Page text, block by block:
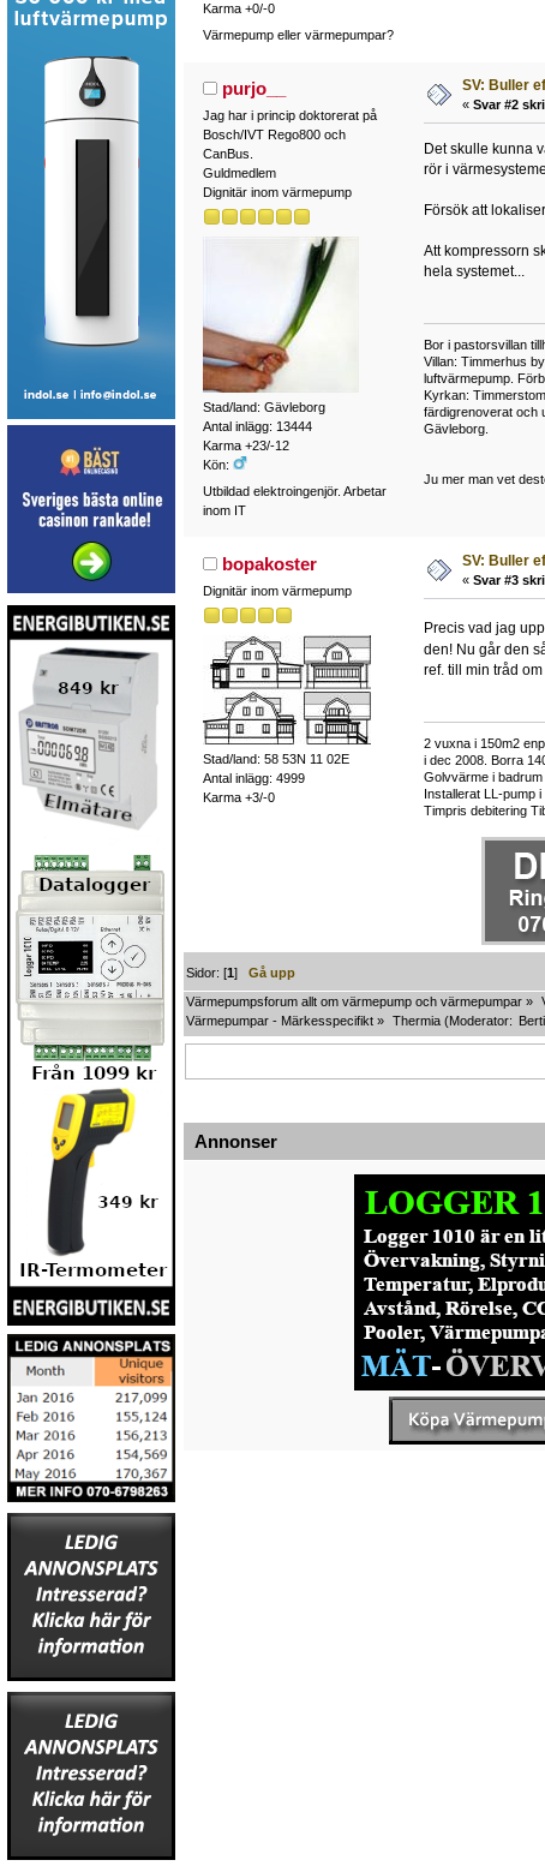
Karma +0/-0
Värmepump eller värmepumpar?
purjo__
Jag har i princip doktorerat på
Bosch/IVT Rego800 och
CanBus.
Guldmedlem
Dignitär inom värmepump
Stad/land: Gävleborg
Antal inlägg: 13444
Karma +23/-12
Kön:
Utbildad elektroingenjör. Arbetar
inom IT
SV: Buller
« Svar #2
Det skulle kunna
rör i
Försök att
Att kompressorn
hela systemet...
Bor i pastorsvillan
Villan: Timmerhus
luftvärmepump.
Kyrkan:
färdigrenoverat och
Gävleborg.
Ju mer man vet
bopakoster
Dignitär inom värmepump
Stad/land: 58 53N 11 02E
Antal inlägg: 4999
Karma +3/-0
SV: Buller
« Svar #3
Precis vad jag
den! Nu går den
ref. till min tråd
2 vuxna i 150m2
i dec 2008. Borra
Golvvärme i
Installerat LL-pump
Timpris debitering
Sidor: [1]Gå upp
Värmepumpsforum allt om värmepump och värmepumpar »
Värmepumpar - Märkesspecifikt » Thermia (Moderator:
Annonser